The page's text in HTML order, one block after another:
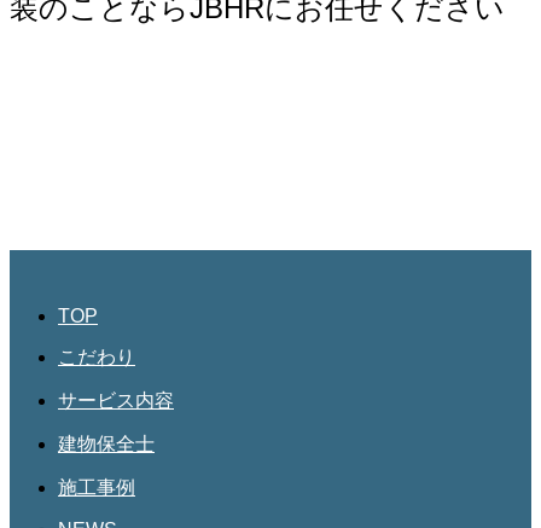
TOP
こだわり
サービス内容
建物保全士
施工事例